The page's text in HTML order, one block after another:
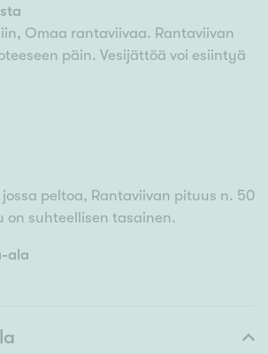
Omaa rantaviivaa. Rantaviivan
päin. Vesijättöä voi esiintyä
peltoa, Rantaviivan pituus n. 50
on suhteellisen tasainen.
ala